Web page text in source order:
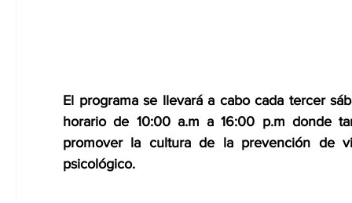
El programa se llevará a cabo cada tercer
horario de 10:00 a.m a 16:00 p.m donde
promover la cultura de la prevención de
psicológico.